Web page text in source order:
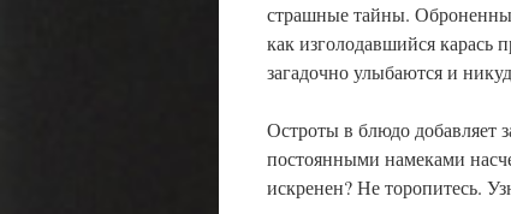
страшные тайны.
как изголодавшийся карась
загадочно улыбаются и
Остроты в блюдо добавляет
постоянными намеками
искренен? Не торопитесь.